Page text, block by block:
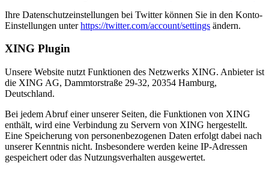
Ihre Datenschutzeinstellungen bei Twitter können Sie in den Konto-
Einstellungen unterhttps://twitter.com/account/settings ändern.
XING Plugin
Unsere Website nutzt Funktionen des Netzwerks XING. Anbieter ist
die XING AG, Dammtorstraße 29-32, 20354 Hamburg,
Deutschland.
Bei jedem Abruf einer unserer Seiten, die Funktionen von XING
enthält, wird eine Verbindung zu Servern von XING hergestellt.
Eine Speicherung von personenbezogenen Daten erfolgt dabei nach
unserer Kenntnis nicht. Insbesondere werden keine IP-Adressen
gespeichert oder das Nutzungsverhalten ausgewertet.